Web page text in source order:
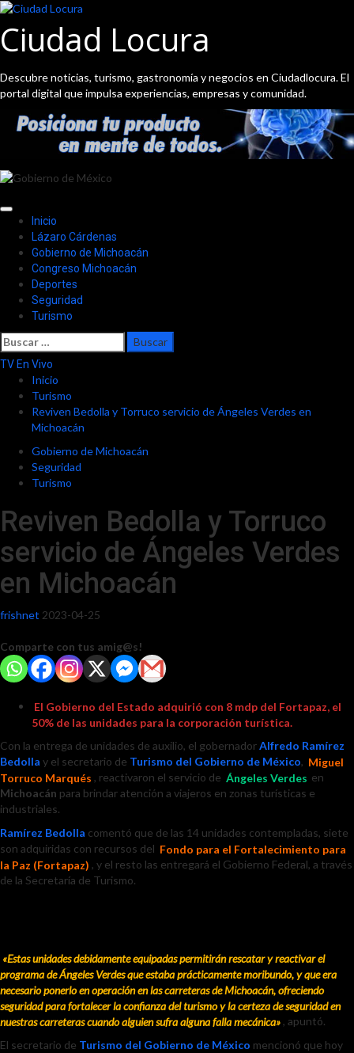
Saltar
contenido
Ciudad Locura
Descubre noticias, turismo, gastronomía y negocios en Ciudadlocura. El
portal digital que impulsa experiencias, empresas y comunidad.
Menú
principal
Inicio
Lázaro Cárdenas
Gobierno de Michoacán
Congreso Michoacán
Deportes
Seguridad
Turismo
Buscar:
TV En Vivo
Inicio
Turismo
Reviven Bedolla y Torruco servicio de Ángeles Verdes en
Michoacán
Gobierno de Michoacán
Seguridad
Turismo
Reviven Bedolla y Torruco
servicio de Ángeles Verdes
en Michoacán
frishnet 2023-04-25
Comparte con tus amig@s!
El Gobierno del Estado adquirió con 8 mdp del Fortapaz, el
50% de las unidades para la corporación turística.
Con la entrega de unidades de auxilio, el gobernadorAlfredo Ramírez
Bedolla y el secretario de Turismo del Gobierno de México, Miguel
Torruco Marqués , reactivaron el servicio de Ángeles Verdes en
Michoacán para brindar atención a viajeros en zonas turísticas e
industriales.
Ramírez Bedolla comentó que de las 14 unidades contempladas, siete
son adquiridas con recursos del Fondo para el Fortalecimiento para
la Paz (Fortapaz) , y el resto las entregará el Gobierno Federal, a través
de la Secretaría de Turismo.
«Estas unidades debidamente equipadas permitirán rescatar y reactivar el
programa de Ángeles Verdes que estaba prácticamente moribundo, y que era
necesario ponerlo en operación en las carreteras de Michoacán, ofreciendo
seguridad para fortalecer la confianza del turismo y la certeza de seguridad en
nuestras carreteras cuando alguien sufra alguna falla mecánica», apuntó.
El secretario de Turismo del Gobierno de México mencionó que hoy